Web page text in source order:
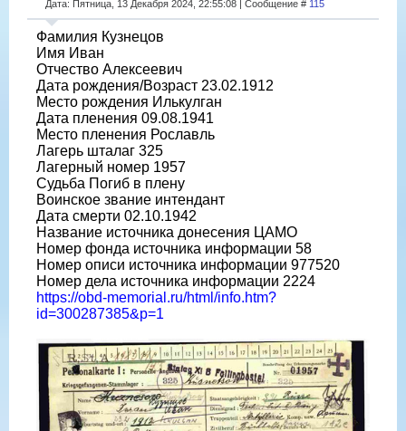
Дата: Пятница, 13 Декабря 2024, 22:55:08 | Сообщение # 115
Фамилия Кузнецов
Имя Иван
Отчество Алексеевич
Дата рождения/Возраст 23.02.1912
Место рождения Илькулган
Дата пленения 09.08.1941
Место пленения Рославль
Лагерь шталаг 325
Лагерный номер 1957
Судьба Погиб в плену
Воинское звание интендант
Дата смерти 02.10.1942
Название источника донесения ЦАМО
Номер фонда источника информации 58
Номер описи источника информации 977520
Номер дела источника информации 2224
https://obd-memorial.ru/html/info.htm?
id=300287385&p=1